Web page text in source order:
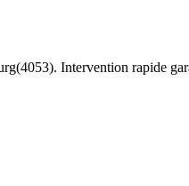
Intervention rapide